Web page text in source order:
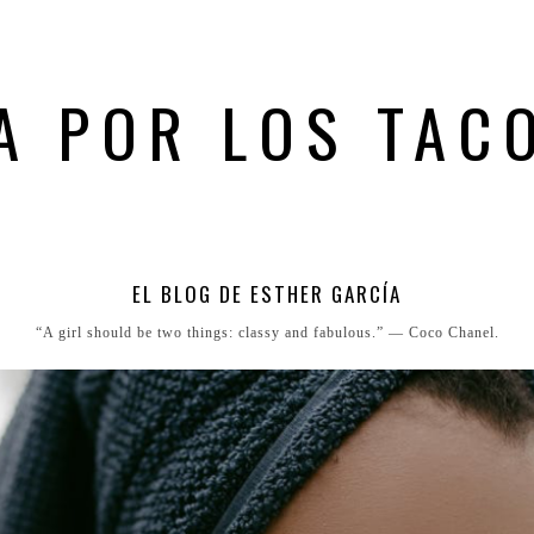
POR LOS
EL BLOG DE ESTHER GARCÍA
“A girl should be two things: classy and fabulous.” ― Coco Chanel.